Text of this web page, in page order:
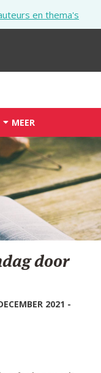
en thema's
MEER
door
2021 -